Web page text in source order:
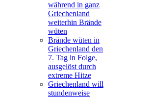
während in ganz
Griechenland
weiterhin Brände
wüten
Brände wüten in
Griechenland den
7. Tag in Folge,
ausgelöst durch
extreme Hitze
Griechenland will
stundenweise